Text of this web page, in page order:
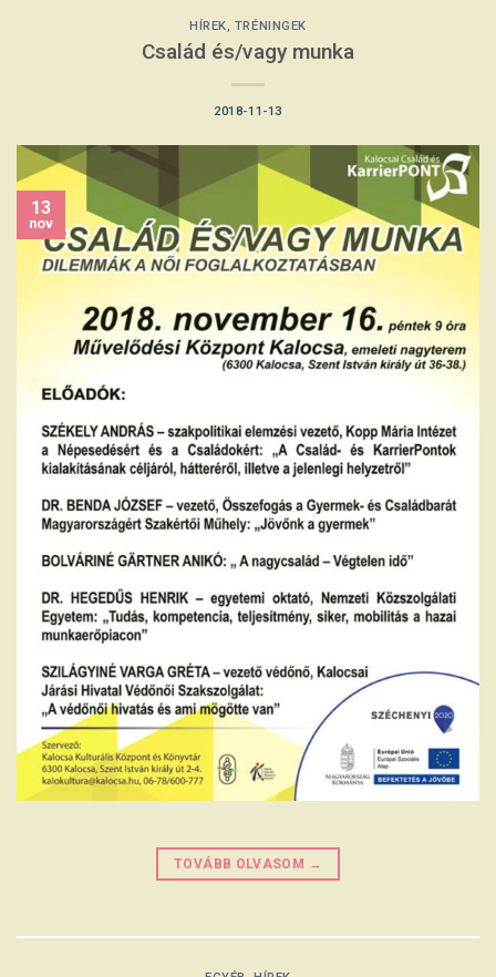
HÍREK, TRÉNINGEK
Család és/vagy munka
2018-11-13
13
nov
TOVÁBB OLVASOM →